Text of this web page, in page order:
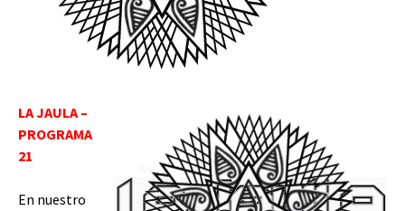
LA JAULA –
PROGRAMA
21
En nuestro